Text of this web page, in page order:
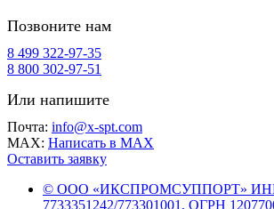
Позвоните нам
8 499 322-97-35
8 800 302-97-51
Или напишите
Почта: info@x-spt.com
MAX: Написать в MAX
Оставить заявку
© ООО «ИКСПРОМСУППОРТ»
7733351242/773301001, ОГРН